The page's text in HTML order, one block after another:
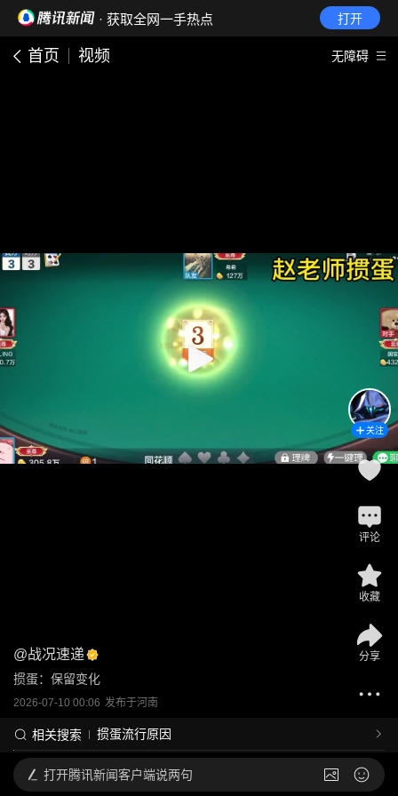
· 获取全网一手热点 打开
首页 视频 无障碍
@战况速递
掼蛋：保留变化
2026-07-10 00:06 发布于河南
相关搜索 掼蛋流行原因
关注
评论
收藏
分享
打开腾讯新闻客户端说两句